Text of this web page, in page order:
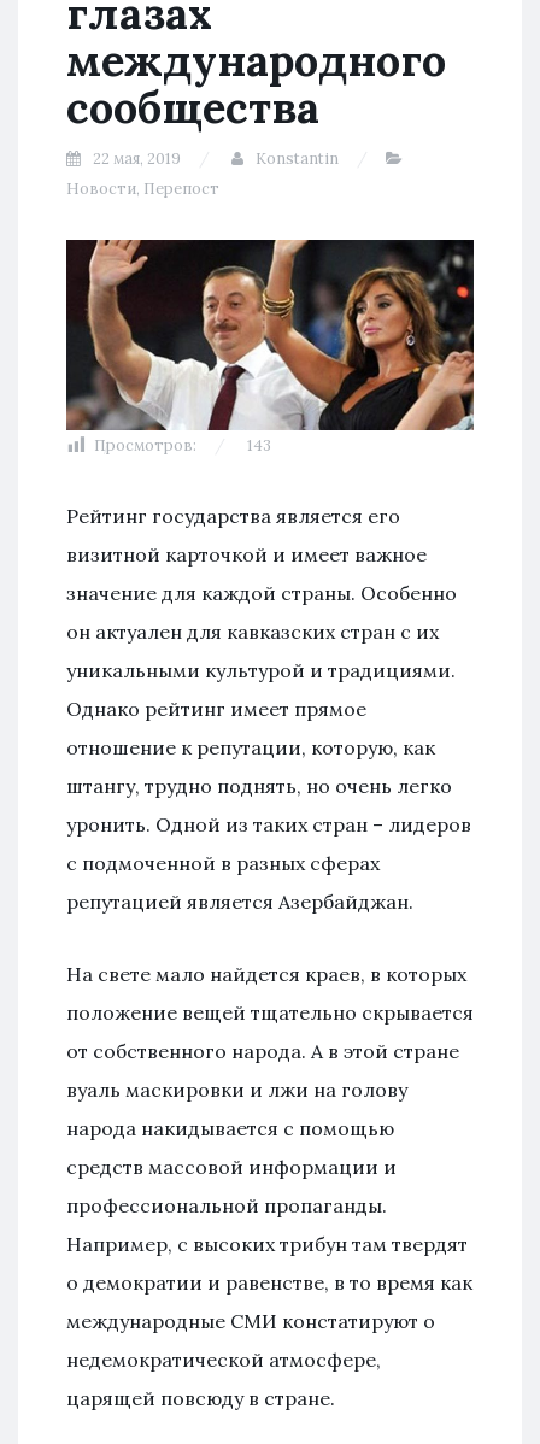
глазах
международного
сообщества
22 мая, 2019
Konstantin
Новости, Перепост
Просмотров: 143
Рейтинг государства является его
визитной карточкой и имеет важное
значение для каждой страны. Особенно
он актуален для кавказских стран с их
уникальными культурой и традициями.
Однако рейтинг имеет прямое
отношение к репутации, которую, как
штангу, трудно поднять, но очень легко
уронить. Одной из таких стран – лидеров
с подмоченной в разных сферах
репутацией является Азербайджан.
На свете мало найдется краев, в которых
положение вещей тщательно скрывается
от собственного народа. А в этой стране
вуаль маскировки и лжи на голову
народа накидывается с помощью
средств массовой информации и
профессиональной пропаганды.
Например, с высоких трибун там твердят
о демократии и равенстве, в то время как
международные СМИ констатируют о
недемократической атмосфере,
царящей повсюду в стране.